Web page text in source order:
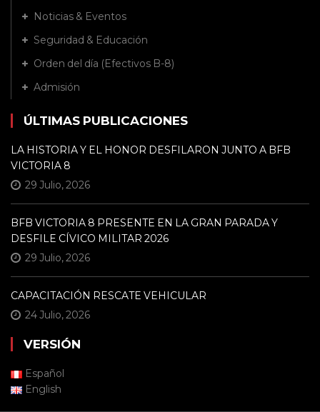
Noticias & Eventos
Seguridad & Educación
Orden del día (Efectivos B-8)
Admisión
ÚLTIMAS PUBLICACIONES
LA HISTORIA Y EL HONOR DESFILARON JUNTO A BFB
VICTORIA 8
29 Julio, 2026
BFB VICTORIA 8 PRESENTE EN LA GRAN PARADA Y
DESFILE CÍVICO MILITAR 2026
29 Julio, 2026
CAPACITACIÓN RESCATE VEHICULAR
24 Julio, 2026
VERSIÓN
Español
English